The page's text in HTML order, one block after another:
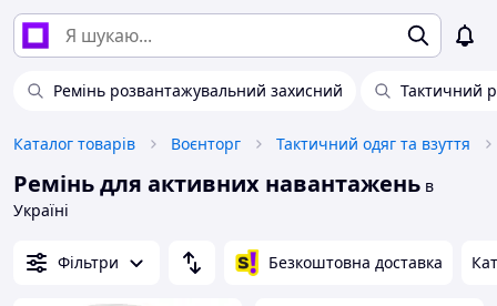
Ремінь розвантажувальний захисний Тактичний
Каталог товарів Воєнторг Тактичний одяг та взуття
Ремінь для активних навантажень в
Україні
Фільтри Безкоштовна доставка